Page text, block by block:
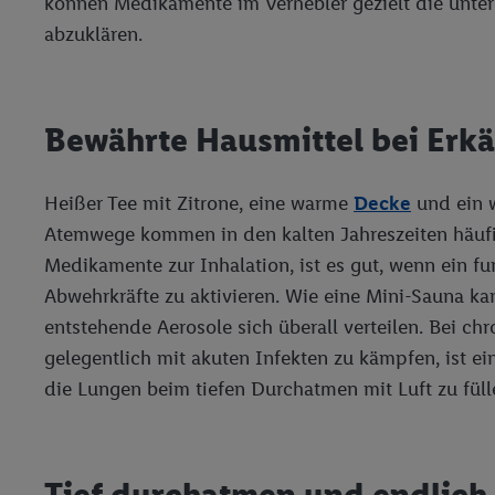
abzuklären.
Bewährte Hausmittel bei
Heißer Tee mit Zitrone, eine warme Decke und ein
Atemwege kommen in den kalten Jahreszeiten
Medikamente zur Inhalation, ist es gut, wenn ein
Abwehrkräfte zu aktivieren. Wie eine Mini-Sauna
entstehende Aerosole sich überall verteilen. Bei
gelegentlich mit akuten Infekten zu kämpfen, ist
die Lungen beim tiefen Durchatmen mit Luft zu